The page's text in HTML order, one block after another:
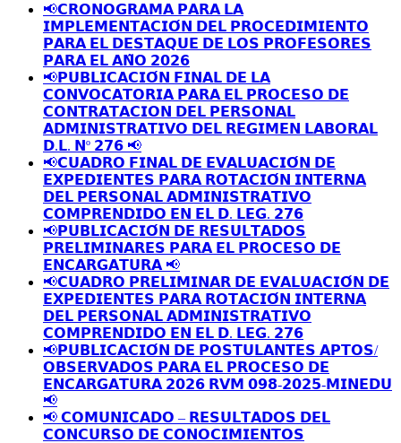
📢𝗖𝗥𝗢𝗡𝗢𝗚𝗥𝗔𝗠𝗔 𝗣𝗔𝗥𝗔 𝗟𝗔
𝗜𝗠𝗣𝗟𝗘𝗠𝗘𝗡𝗧𝗔𝗖𝗜𝗢́𝗡 𝗗𝗘𝗟 𝗣𝗥𝗢𝗖𝗘𝗗𝗜𝗠𝗜𝗘𝗡𝗧𝗢
𝗣𝗔𝗥𝗔 𝗘𝗟 𝗗𝗘𝗦𝗧𝗔𝗤𝗨𝗘 𝗗𝗘 𝗟𝗢𝗦 𝗣𝗥𝗢𝗙𝗘𝗦𝗢𝗥𝗘𝗦
𝗣𝗔𝗥𝗔 𝗘𝗟 𝗔𝗡̃𝗢 𝟮𝟬𝟮𝟲
📢𝗣𝗨𝗕𝗟𝗜𝗖𝗔𝗖𝗜𝗢́𝗡 𝗙𝗜𝗡𝗔𝗟 𝗗𝗘 𝗟𝗔
𝗖𝗢𝗡𝗩𝗢𝗖𝗔𝗧𝗢𝗥𝗜𝗔 𝗣𝗔𝗥𝗔 𝗘𝗟 𝗣𝗥𝗢𝗖𝗘𝗦𝗢 𝗗𝗘
𝗖𝗢𝗡𝗧𝗥𝗔𝗧𝗔𝗖𝗜𝗢𝗡 𝗗𝗘𝗟 𝗣𝗘𝗥𝗦𝗢𝗡𝗔𝗟
𝗔𝗗𝗠𝗜𝗡𝗜𝗦𝗧𝗥𝗔𝗧𝗜𝗩𝗢 𝗗𝗘𝗟 𝗥𝗘𝗚𝗜𝗠𝗘𝗡 𝗟𝗔𝗕𝗢𝗥𝗔𝗟
𝗗.𝗟. 𝗡º 𝟮𝟳𝟲 📢
📢𝗖𝗨𝗔𝗗𝗥𝗢 𝗙𝗜𝗡𝗔𝗟 𝗗𝗘 𝗘𝗩𝗔𝗟𝗨𝗔𝗖𝗜𝗢́𝗡 𝗗𝗘
𝗘𝗫𝗣𝗘𝗗𝗜𝗘𝗡𝗧𝗘𝗦 𝗣𝗔𝗥𝗔 𝗥𝗢𝗧𝗔𝗖𝗜𝗢́𝗡 𝗜𝗡𝗧𝗘𝗥𝗡𝗔
𝗗𝗘𝗟 𝗣𝗘𝗥𝗦𝗢𝗡𝗔𝗟 𝗔𝗗𝗠𝗜𝗡𝗜𝗦𝗧𝗥𝗔𝗧𝗜𝗩𝗢
𝗖𝗢𝗠𝗣𝗥𝗘𝗡𝗗𝗜𝗗𝗢 𝗘𝗡 𝗘𝗟 𝗗. 𝗟𝗘𝗚. 𝟮𝟳𝟲
📢𝗣𝗨𝗕𝗟𝗜𝗖𝗔𝗖𝗜𝗢́𝗡 𝗗𝗘 𝗥𝗘𝗦𝗨𝗟𝗧𝗔𝗗𝗢𝗦
𝗣𝗥𝗘𝗟𝗜𝗠𝗜𝗡𝗔𝗥𝗘𝗦 𝗣𝗔𝗥𝗔 𝗘𝗟 𝗣𝗥𝗢𝗖𝗘𝗦𝗢 𝗗𝗘
𝗘𝗡𝗖𝗔𝗥𝗚𝗔𝗧𝗨𝗥𝗔 📢
📢𝗖𝗨𝗔𝗗𝗥𝗢 𝗣𝗥𝗘𝗟𝗜𝗠𝗜𝗡𝗔𝗥 𝗗𝗘 𝗘𝗩𝗔𝗟𝗨𝗔𝗖𝗜𝗢́𝗡 𝗗𝗘
𝗘𝗫𝗣𝗘𝗗𝗜𝗘𝗡𝗧𝗘𝗦 𝗣𝗔𝗥𝗔 𝗥𝗢𝗧𝗔𝗖𝗜𝗢́𝗡 𝗜𝗡𝗧𝗘𝗥𝗡𝗔
𝗗𝗘𝗟 𝗣𝗘𝗥𝗦𝗢𝗡𝗔𝗟 𝗔𝗗𝗠𝗜𝗡𝗜𝗦𝗧𝗥𝗔𝗧𝗜𝗩𝗢
𝗖𝗢𝗠𝗣𝗥𝗘𝗡𝗗𝗜𝗗𝗢 𝗘𝗡 𝗘𝗟 𝗗. 𝗟𝗘𝗚. 𝟮𝟳𝟲
📢𝗣𝗨𝗕𝗟𝗜𝗖𝗔𝗖𝗜𝗢́𝗡 𝗗𝗘 𝗣𝗢𝗦𝗧𝗨𝗟𝗔𝗡𝗧𝗘𝗦 𝗔𝗣𝗧𝗢𝗦/
𝗢𝗕𝗦𝗘𝗥𝗩𝗔𝗗𝗢𝗦 𝗣𝗔𝗥𝗔 𝗘𝗟 𝗣𝗥𝗢𝗖𝗘𝗦𝗢 𝗗𝗘
𝗘𝗡𝗖𝗔𝗥𝗚𝗔𝗧𝗨𝗥𝗔 𝟮𝟬𝟮𝟲 𝗥𝗩𝗠 𝟬𝟵𝟴-𝟮𝟬𝟮𝟱-𝗠𝗜𝗡𝗘𝗗𝗨
📢
📢 𝗖𝗢𝗠𝗨𝗡𝗜𝗖𝗔𝗗𝗢 – 𝗥𝗘𝗦𝗨𝗟𝗧𝗔𝗗𝗢𝗦 𝗗𝗘𝗟
𝗖𝗢𝗡𝗖𝗨𝗥𝗦𝗢 𝗗𝗘 𝗖𝗢𝗡𝗢𝗖𝗜𝗠𝗜𝗘𝗡𝗧𝗢𝗦